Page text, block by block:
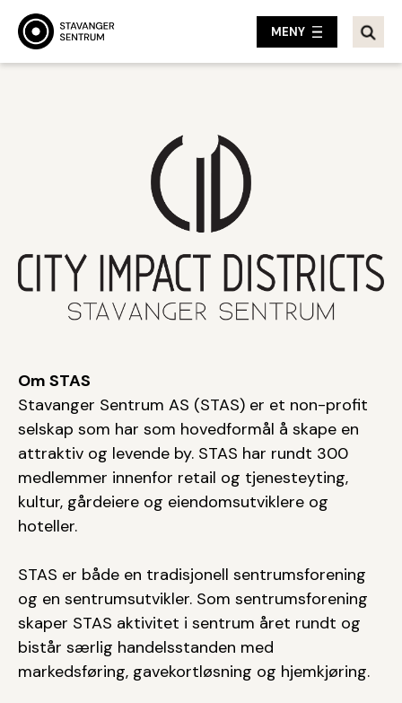
MENY
Om STAS
Stavanger Sentrum AS (STAS) er et non-profit
selskap som har som hovedformål å skape en
attraktiv og levende by. STAS har rundt 300
medlemmer innenfor retail og tjenesteyting,
kultur, gårdeiere og eiendomsutviklere og
hoteller.
STAS er både en tradisjonell sentrumsforening
og en sentrumsutvikler. Som sentrumsforening
skaper STAS aktivitet i sentrum året rundt og
bistår særlig handelsstanden med
markedsføring, gavekortløsning og hjemkjøring.